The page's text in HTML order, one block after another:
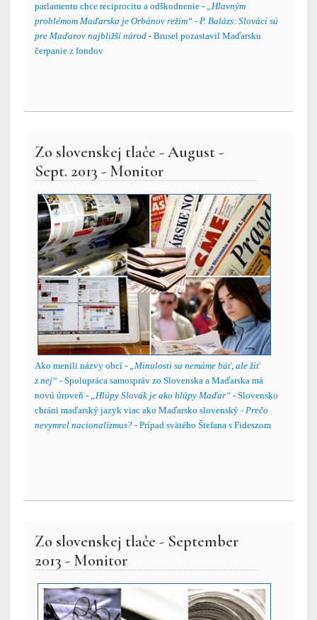
parlamentu chce reciprocitu a odškodnenie - „Hlavným
problémom Maďarska je Orbánov režim“ - P. Balázs: Slováci sú
pre Maďarov najbližší národ - Brusel pozastavil Maďarsku
čerpanie z fondov
Zo slovenskej tlače - August -
Sept. 2013 - Monitor
Ako menili názvy obcí - „Minulosti sa nemáme báť, ale žiť
z nej“ - Spolupráca samospráv zo Slovenska a Maďarska má
novú úroveň - „Hlúpy Slovák je ako hlúpy Maďar“ - Slovensko
chráni maďarský jazyk viac ako Maďarsko slovenský - Prečo
nevymrel nacionalizmus? - Prípad svätého Štefana s Fideszom
Zo slovenskej tlače - September
2013 - Monitor